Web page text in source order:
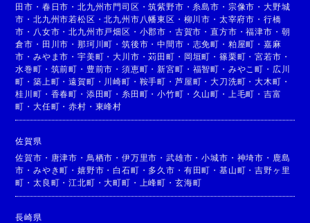
田市 ・ 春日市 ・北九州市門司区 ・筑紫野市 ・ 糸島市 ・ 宗像市 ・ 大野城
市 ・北九州市若松区 ・北九州市八幡東区 ・ 柳川市 ・ 太宰府市 ・ 行橋
市 ・ 八女市 ・北九州市戸畑区 ・ 小郡市 ・ 古賀市 ・直方市 ・福津市 ・ 朝
倉市 ・ 田川市 ・那珂川町 ・筑後市 ・中間市 ・ 志免町 ・ 粕屋町 ・ 嘉麻
市 ・みやま市 ・宇美町 ・大川市 ・苅田町 ・ 岡垣町 ・ 篠栗町 ・宮若市 ・
水巻町 ・ 筑前町 ・ 豊前市 ・須恵町 ・新宮町 ・ 福智町 ・ みやこ町 ・ 広川
町 ・築上町 ・遠賀町 ・ 川崎町 ・ 鞍手町 ・ 芦屋町 ・大刀洗町 ・大木町 ・
桂川町 ・ 香春町 ・ 添田町 ・ 糸田町 ・小竹町 ・ 久山町 ・ 上毛町 ・ 吉富
町 ・大任町 ・赤村 ・ 東峰村
佐賀県
佐賀市 ・ 唐津市 ・ 鳥栖市 ・伊万里市 ・武雄市 ・小城市 ・ 神埼市 ・ 鹿島
市 ・みやき町 ・嬉野市 ・ 白石町 ・ 多久市 ・ 有田町 ・ 基山町 ・吉野ヶ里
町 ・太良町 ・江北町 ・大町町 ・ 上峰町 ・ 玄海町
長崎県